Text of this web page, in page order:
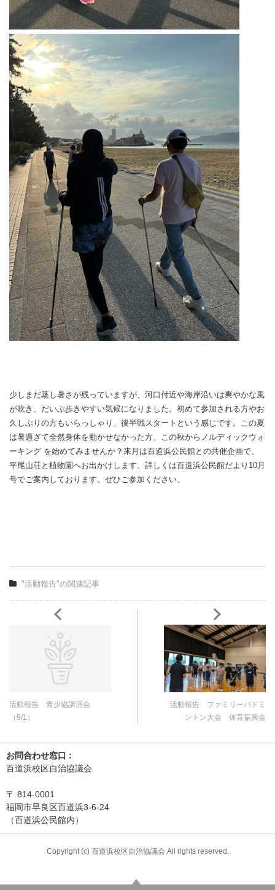
少しまだ蒸し暑さが残っていますが、河口付近や海岸沿いは爽やかな風
が吹き、だいぶ歩きやすい気候になりました。初めて参加される方やお
久しぶりの方もいらっしゃり、後半戦スタートという感じです。この夏
は暑過ぎて全然身体を動かせなかった方、この秋からノルディックウォ
ーキング を始めてみませんか？来月は百道浜公民館との共催企画で、
平尾山荘と植物園へお出かけします。詳しくは百道浜公民館だより10月
号でご案内しております。ぜひご参加ください。
"活動報告"の関連記事
活動報告 青少協講演会
（9/1）
活動報告 ファミリーバドミ
ントン大会 体育振興会
お問合わせ窓口 :
百道浜校区自治協議会
〒 814-0001
福岡市早良区百道浜3-6-24
（百道浜公民館内）
Copyright (c) 百道浜校区自治協議会 All rights reserved.